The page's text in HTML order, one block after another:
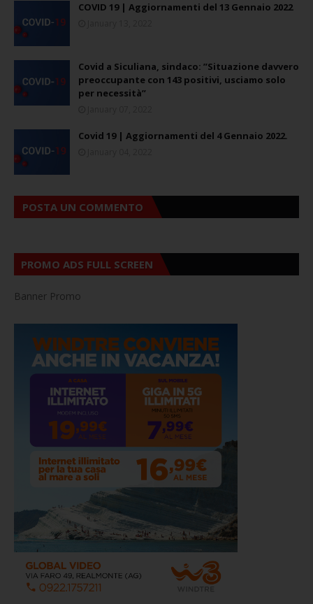
COVID 19 | Aggiornamenti del 13 Gennaio 2022
Covid a Siculiana, sindaco: ”Situazione davvero
preoccupante con 143 positivi, usciamo solo
per necessità”
Covid 19 | Aggiornamenti del 4 Gennaio 2022.
POSTA UN COMMENTO
PROMO ADS FULL SCREEN
Banner Promo